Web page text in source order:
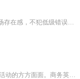
完整三阶段学习地图阶段 核心场景 词条数量 核心能力第一阶段 基础生存与礼貌 28 建立职场存在感，不犯低级错误第二阶段 日常商务操作 30 独立处理邮件、会议、简单问题第三阶段 复杂沟通 24 掌控谈判、演讲和高难度对话至此，您已经拥有了一个包含 82 个...
商务英语（BUSINESS ENGLISH ）是以适应职场生活的语言要求为目的，内容涉及到商务活动的方方面面。商务英语课程不只是简单地对学员的英文水平、能力的提高，它更多地是向学员传授一种西方的企业管理理念、工作心理，甚至是如何和外国人打交道，如何和他们...